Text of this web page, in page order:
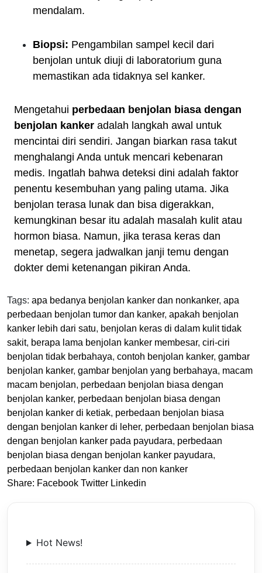
mendalam.
Biopsi: Pengambilan sampel kecil dari
benjolan untuk diuji di laboratorium guna
memastikan ada tidaknya sel kanker.
Mengetahui perbedaan benjolan biasa dengan
benjolan kanker adalah langkah awal untuk
mencintai diri sendiri. Jangan biarkan rasa takut
menghalangi Anda untuk mencari kebenaran
medis. Ingatlah bahwa deteksi dini adalah faktor
penentu kesembuhan yang paling utama. Jika
benjolan terasa lunak dan bisa digerakkan,
kemungkinan besar itu adalah masalah kulit atau
hormon biasa. Namun, jika terasa keras dan
menetap, segera jadwalkan janji temu dengan
dokter demi ketenangan pikiran Anda.
Tags: apa bedanya benjolan kanker dan nonkanker, apa
perbedaan benjolan tumor dan kanker, apakah benjolan
kanker lebih dari satu, benjolan keras di dalam kulit tidak
sakit, berapa lama benjolan kanker membesar, ciri-ciri
benjolan tidak berbahaya, contoh benjolan kanker, gambar
benjolan kanker, gambar benjolan yang berbahaya, macam
macam benjolan, perbedaan benjolan biasa dengan
benjolan kanker, perbedaan benjolan biasa dengan
benjolan kanker di ketiak, perbedaan benjolan biasa
dengan benjolan kanker di leher, perbedaan benjolan biasa
dengan benjolan kanker pada payudara, perbedaan
benjolan biasa dengan benjolan kanker payudara,
perbedaan benjolan kanker dan non kanker
Share: Facebook Twitter Linkedin
Hot News!